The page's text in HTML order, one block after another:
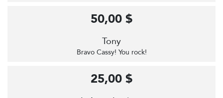
Tony
Bravo Cassy! You rock!
50,00 $
25,00 $